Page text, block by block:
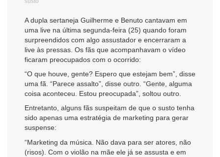
A dupla sertaneja Guilherme e Benuto cantavam em
uma live na última segunda-feira (25) quando foram
surpreendidos com algo assustador e encerraram a
live às pressas. Os fãs que acompanhavam o vídeo
ficaram preocupados com o ocorrido:
“O que houve, gente? Espero que estejam bem”, disse
uma fã. “Parece assalto”, disse outro. “Gente, alguma
coisa aconteceu. Estou preocupada”, soltou outro.
Entretanto, alguns fãs suspeitam de que o susto tenha
sido apenas uma estratégia de marketing para gerar
suspense:
“Marketing da música. Não dava para ser atores, não
(risos). Com o violão na mãe ele já se assusta e em